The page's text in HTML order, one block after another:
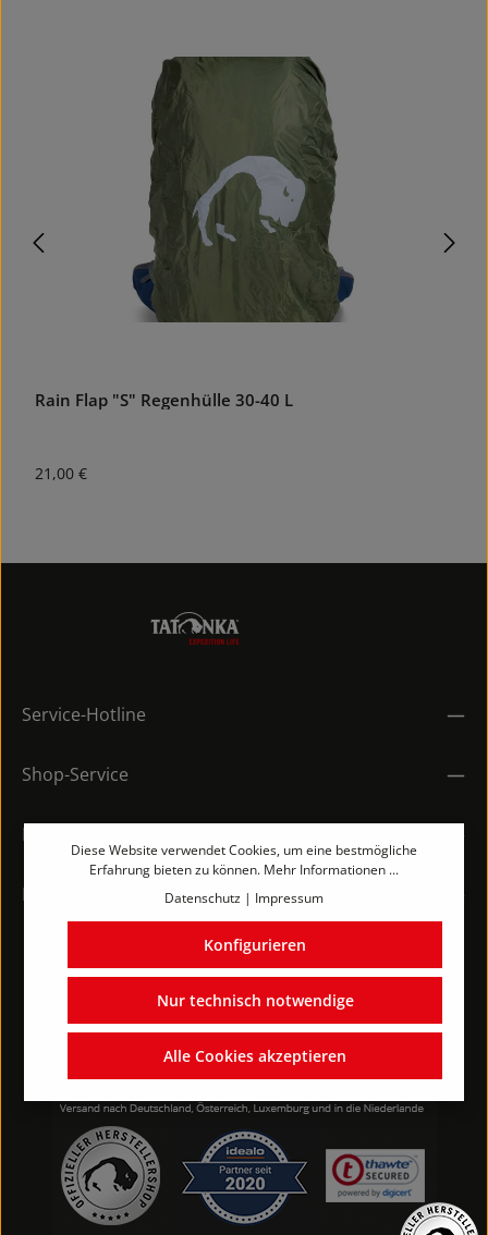
Rain Flap "S" Regenhülle 30-40 L
Regulärer Preis:
21,00 €
Service-Hotline
Shop-Service
Rechtliches
Kontakt
Diese Website verwendet Cookies, um eine bestmögliche
Erfahrung bieten zu können. Mehr Informationen ...
Datenschutz | Impressum
Nur technisch notwendige
Konfigurieren
Alle Cookies akzeptieren